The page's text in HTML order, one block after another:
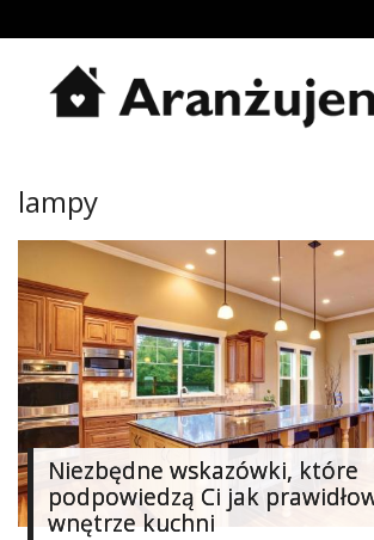
Inspiracje
wnętrz
Jesienne
Konkursy
Najlepsze
Kategorie
Dodaj
«
Dodaj
lampy
Niezbędne wskazówki, które
podpowiedzą Ci jak
wnętrze kuchni